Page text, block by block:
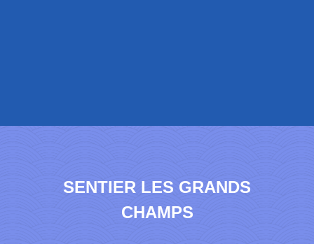
SENTIER LES GRANDS
CHAMPS